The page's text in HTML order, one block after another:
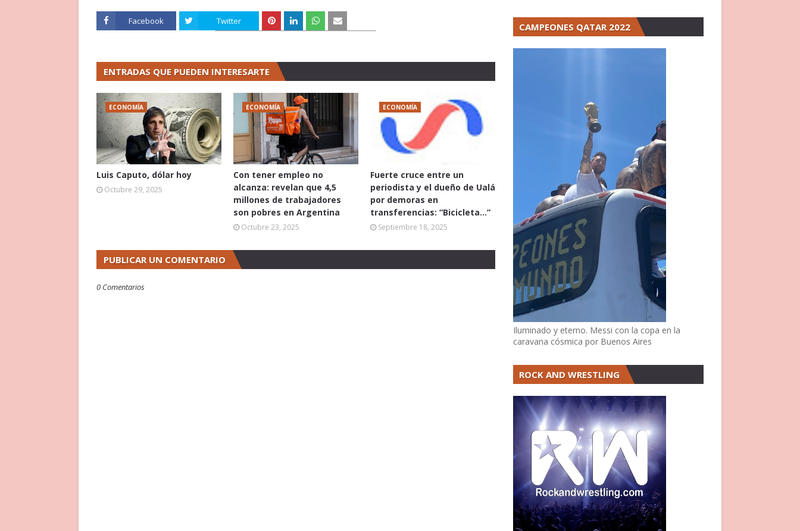
Facebook Twitter
ENTRADAS QUE PUEDEN INTERESARTE
ECONOMÍA
Luis Caputo, dólar hoy
Octubre 29, 2025
ECONOMÍA
Con tener empleo no
alcanza: revelan que 4,5
millones de trabajadores
son pobres en Argentina
Octubre 23, 2025
ECONOMÍA
Fuerte cruce entre un
periodista y el dueño de Ualá
por demoras en
transferencias: “Bicicleta...”
Septiembre 18, 2025
PUBLICAR UN COMENTARIO
0 Comentarios
CAMPEONES QATAR 2022
Iluminado y eterno. Messi con la copa en la
caravana cósmica por Buenos Aires
ROCK AND WRESTLING